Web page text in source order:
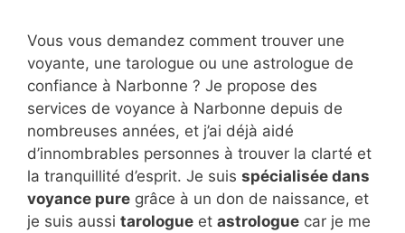
Vous vous demandez comment trouver une
voyante, une tarologue ou une astrologue de
confiance à Narbonne ? Je propose des
services de voyance à Narbonne depuis de
nombreuses années, et j’ai déjà aidé
d’innombrables personnes à trouver la clarté et
la tranquillité d’esprit. Je suis spécialisée dans
voyance pure grâce à un don de naissance, et
je suis aussi tarologue et astrologue car je me